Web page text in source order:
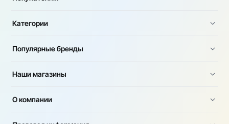
Категории
Популярные бренды
Наши магазины
О компании